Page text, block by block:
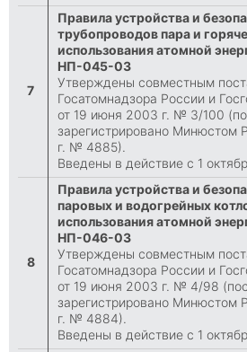
7
Правила устройства и
трубопроводов пара и
использования атомной
НП-045-03
Утверждены совместным
Госатомнадзора России и
от 19 июня 2003 г. № 3/100
зарегистрировано Минюстом
г. № 4885).
Введены в действие с 1
8
Правила устройства и
паровых и водогрейных
использования атомной
НП-046-03
Утверждены совместным
Госатомнадзора России и
от 19 июня 2003 г. № 4/98
зарегистрировано Минюстом
г. № 4884).
Введены в действие с 1